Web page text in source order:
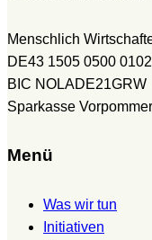
Menschlich
DE43 1505 0500
BIC NOLADE21GRW
Sparkasse
Menü
Was wir tun
Initiativen